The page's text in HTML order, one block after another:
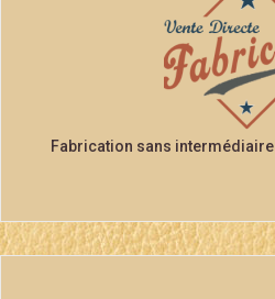
Fabrication sans intermédiaire